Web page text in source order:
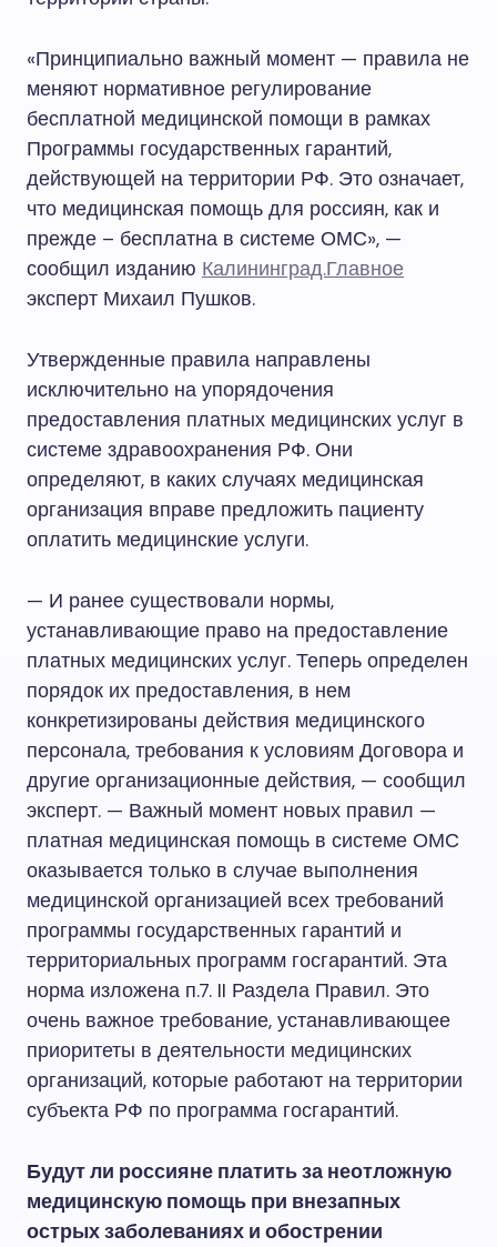
«Принципиально важный момент — правила не
меняют нормативное регулирование
бесплатной медицинской помощи в рамках
Программы государственных гарантий,
действующей на территории РФ. Это означает,
что медицинская помощь для россиян, как и
прежде – бесплатна в системе ОМС», —
сообщил изданию Калининград.Главное
эксперт Михаил Пушков.
Утвержденные правила направлены
исключительно на упорядочения
предоставления платных медицинских услуг в
системе здравоохранения РФ. Они
определяют, в каких случаях медицинская
организация вправе предложить пациенту
оплатить медицинские услуги.
— И ранее существовали нормы,
устанавливающие право на предоставление
платных медицинских услуг. Теперь определен
порядок их предоставления, в нем
конкретизированы действия медицинского
персонала, требования к условиям Договора и
другие организационные действия, — сообщил
эксперт. — Важный момент новых правил —
платная медицинская помощь в системе ОМС
оказывается только в случае выполнения
медицинской организацией всех требований
программы государственных гарантий и
территориальных программ госгарантий. Эта
норма изложена п.7. II Раздела Правил. Это
очень важное требование, устанавливающее
приоритеты в деятельности медицинских
организаций, которые работают на территории
субъекта РФ по программа госгарантий.
Будут ли россияне платить за неотложную
медицинскую помощь при внезапных
острых заболеваниях и обострении